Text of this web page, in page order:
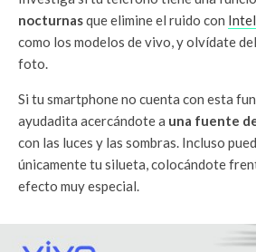
nocturnasque elimine el ruido con
como los modelos de vivo, y olvídate
foto.
Si tu smartphone no cuenta con esta
ayudadita acercándote a una fuente
con las luces y las sombras. Incluso
únicamente tu silueta, colocándote
efecto muy especial.